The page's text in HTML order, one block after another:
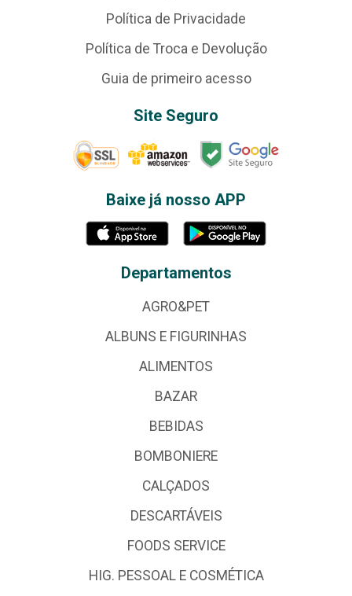
Política de Privacidade
Política de Troca e Devolução
Guia de primeiro acesso
Site Seguro
Baixe já nosso APP
Departamentos
AGRO&PET
ALBUNS E FIGURINHAS
ALIMENTOS
BAZAR
BEBIDAS
BOMBONIERE
CALÇADOS
DESCARTÁVEIS
FOODS SERVICE
HIG. PESSOAL E COSMÉTICA